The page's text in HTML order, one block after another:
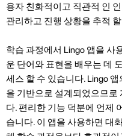
용자 친화적이고 직관적 인
관리하고 진행 상황을 추적
학습 과정에서 Lingo 앱을 사
운 단어와 표현을 배우는 데
세스 할 수 있습니다. Lingo
을 기반으로 설계되었으므로
다. 편리한 기능 덕분에 언제
습니다. 이 앱을 사용하면 대